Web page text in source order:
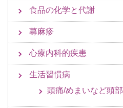
食品の化学と代謝
蕁麻疹
心療内科的疾患
生活習慣病
頭痛/めまいなど頭